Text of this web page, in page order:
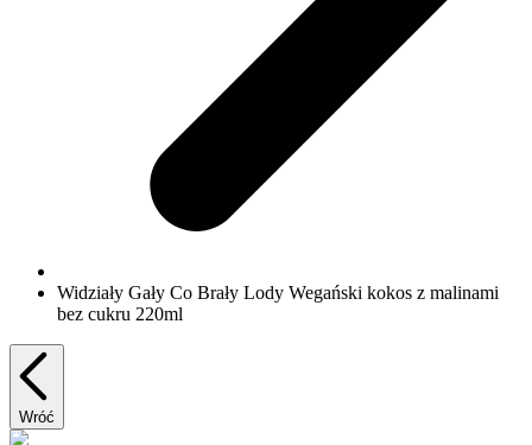
Widziały Gały Co Brały Lody Wegański kokos z malinami
bez cukru 220ml
Wróć